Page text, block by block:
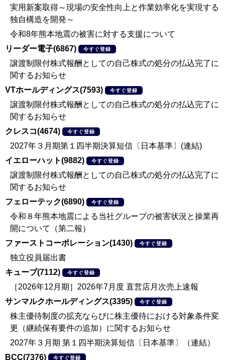
実用新案取得～現場の安全性向上と作業効率化を実現する
独自構造を開発～
令和8年熊本地震の被害に対する支援について
リーダー電子(6867)
今すぐ登録
譲渡制限付株式報酬としての自己株式の処分の払込完了に
関するお知らせ
VTホールディングス(7593)
今すぐ登録
譲渡制限付株式報酬としての自己株式の処分の払込完了に
関するお知らせ
クレスコ(4674)
今すぐ登録
2027年３月期第１四半期決算短信〔日本基準〕(連結)
イエローハット(9882)
今すぐ登録
譲渡制限付株式報酬としての自己株式の処分の払込完了に
関するお知らせ
フェローテック(6890)
今すぐ登録
令和８年熊本地震による当社グループの被害状況と操業再
開について（第二報）
ファーストコーポレーション(1430)
今すぐ登録
独立役員届出書
キューブ(7112)
今すぐ登録
［2026年12月期］2026年7月度 直営店月次売上速報
サンマルクホールディングス(3395)
今すぐ登録
株主優待制度の拡充ならびに株主優待における対象条件変
更（継続保有要件の追加）に関するお知らせ
2027年３月期 第１四半期決算短信〔日本基準〕（連結）
BCC(7376)
今すぐ登録